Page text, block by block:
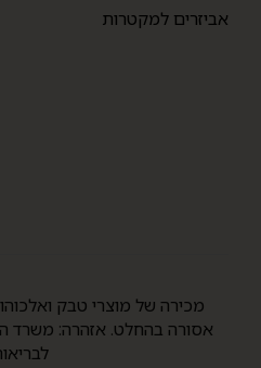
אביזרים למקטרות
אסורה בהחלט. אזהרה: משרד